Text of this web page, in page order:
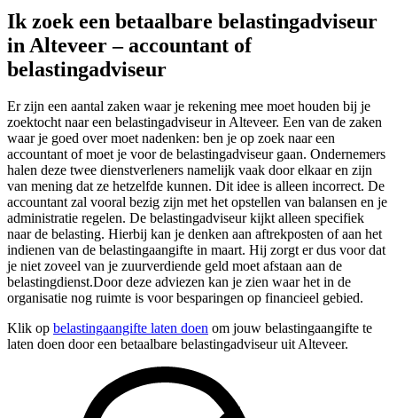
Ik zoek een betaalbare belastingadviseur
in Alteveer – accountant of
belastingadviseur
Er zijn een aantal zaken waar je rekening mee moet houden bij je
zoektocht naar een belastingadviseur in Alteveer. Een van de zaken
waar je goed over moet nadenken: ben je op zoek naar een
accountant of moet je voor de belastingadviseur gaan. Ondernemers
halen deze twee dienstverleners namelijk vaak door elkaar en zijn
van mening dat ze hetzelfde kunnen. Dit idee is alleen incorrect. De
accountant zal vooral bezig zijn met het opstellen van balansen en je
administratie regelen. De belastingadviseur kijkt alleen specifiek
naar de belasting. Hierbij kan je denken aan aftrekposten of aan het
indienen van de belastingaangifte in maart. Hij zorgt er dus voor dat
je niet zoveel van je zuurverdiende geld moet afstaan aan de
belastingdienst.Door deze adviezen kan je zien waar het in de
organisatie nog ruimte is voor besparingen op financieel gebied.
Klik op belastingaangifte laten doen om jouw belastingaangifte te
laten doen door een betaalbare belastingadviseur uit Alteveer.